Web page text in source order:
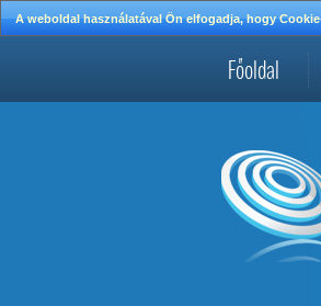
A weboldal használatával Ön elfogadja, hogy
Főoldal